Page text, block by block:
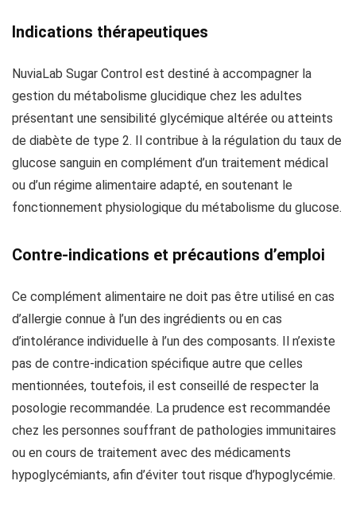
Indications thérapeutiques
NuviaLab Sugar Control est destiné à accompagner la
gestion du métabolisme glucidique chez les adultes
présentant une sensibilité glycémique altérée ou atteints
de diabète de type 2. Il contribue à la régulation du taux de
glucose sanguin en complément d’un traitement médical
ou d’un régime alimentaire adapté, en soutenant le
fonctionnement physiologique du métabolisme du glucose.
Contre-indications et précautions d’emploi
Ce complément alimentaire ne doit pas être utilisé en cas
d’allergie connue à l’un des ingrédients ou en cas
d’intolérance individuelle à l’un des composants. Il n’existe
pas de contre-indication spécifique autre que celles
mentionnées, toutefois, il est conseillé de respecter la
posologie recommandée. La prudence est recommandée
chez les personnes souffrant de pathologies immunitaires
ou en cours de traitement avec des médicaments
hypoglycémiants, afin d’éviter tout risque d’hypoglycémie.